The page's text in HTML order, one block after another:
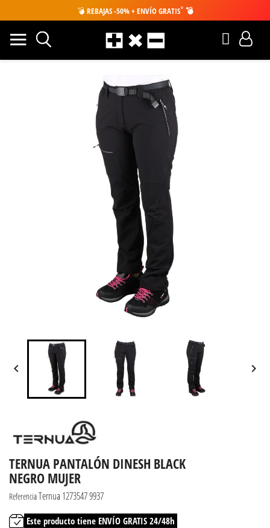
💣 REBAJAS -50% + ENVÍO GRATIS* 💣
 
TERNUA PANTALÓN DINESH BLACK
NEGRO MUJER
ReferenciaTernua 1273547 9937
Este producto tiene ENVÍO GRATIS 24/48h